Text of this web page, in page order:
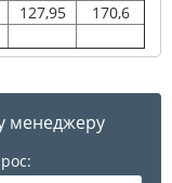
127,95
170,6
менеджеру